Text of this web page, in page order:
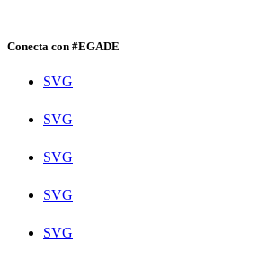
Conecta con #EGADE
SVG
SVG
SVG
SVG
SVG